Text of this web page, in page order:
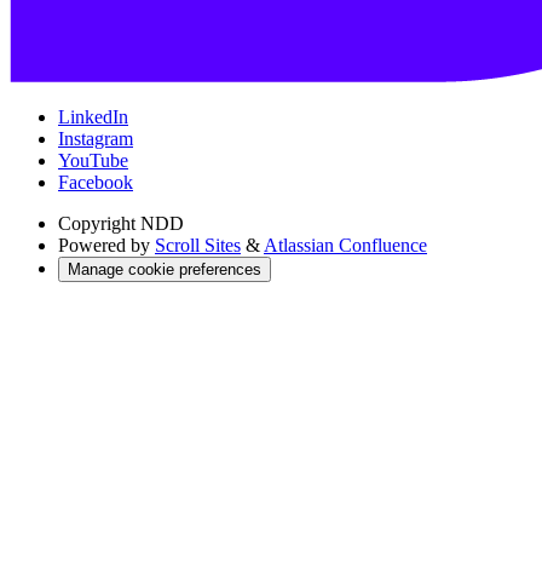
LinkedIn
Instagram
YouTube
Facebook
Copyright NDD
Powered by Scroll Sites & Atlassian Confluence
Manage cookie preferences